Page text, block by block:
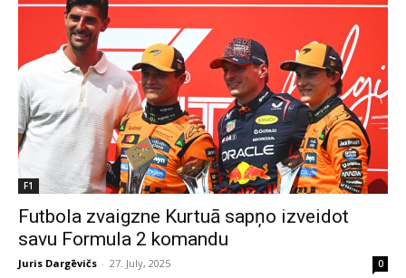
F1
Futbola zvaigzne Kurtuā sapņo izveidot
savu Formula 2 komandu
Juris Dargēvičs - 27. July, 2025 0